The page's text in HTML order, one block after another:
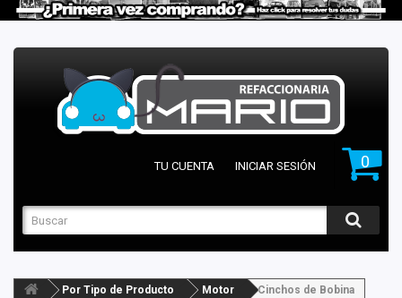
0
TU CUENTA INICIAR SESIÓN
Por Tipo de Producto Motor Cinchos de Bobina